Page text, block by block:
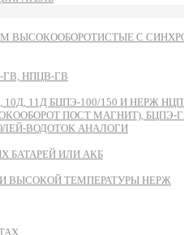
С
НПЦВ-ГВ
11Д БЦПЭ-100/150 И НЕРЖ
ПОСТ МАГНИТ), БЦПЭ-
ВОДОТОК АНАЛОГИ
БАТАРЕЙ ИЛИ АКБ
ВЫСОКОЙ ТЕМПЕРАТУРЫ НЕРЖ